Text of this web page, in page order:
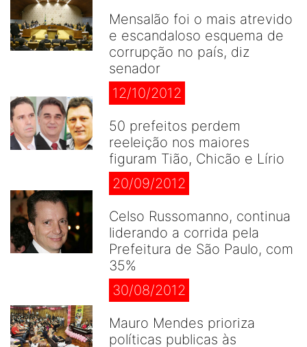
Mensalão foi o mais atrevido
e escandaloso esquema de
corrupção no país, diz
senador
12/10/2012
50 prefeitos perdem
reeleição nos maiores
figuram Tião, Chicão e Lírio
20/09/2012
Celso Russomanno, continua
liderando a corrida pela
Prefeitura de São Paulo, com
35%
30/08/2012
Mauro Mendes prioriza
políticas publicas às